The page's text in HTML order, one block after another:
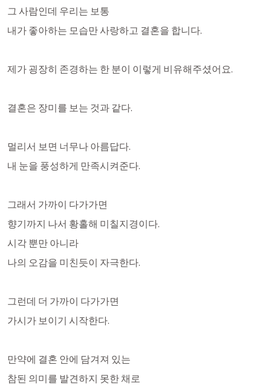
그 사람인데 우리는 보통
내가 좋아하는 모습만 사랑하고 결혼을 합니다.
제가 굉장히 존경하는 한 분이 이렇게 비유해주셨어요.
결혼은 장미를 보는 것과 같다.
멀리서 보면 너무나 아름답다.
내 눈을 풍성하게 만족시켜준다.
그래서 가까이 다가가면
향기까지 나서 황홀해 미칠지경이다.
시각 뿐만 아니라
나의 오감을 미친듯이 자극한다.
그런데 더 가까이 다가가면
가시가 보이기 시작한다.
만약에 결혼 안에 담겨져 있는
참된 의미를 발견하지 못한 채로